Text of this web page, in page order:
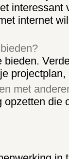
interessant
internet
met
opzetten die